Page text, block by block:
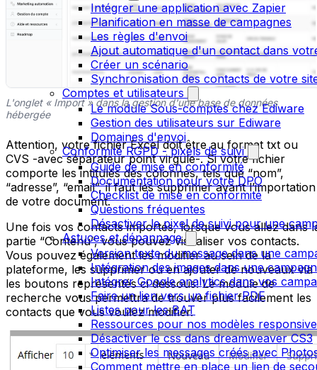
Intégrer une application avec Zapier
Planification en masse de campagnes
Les règles d'envoi
Ajout automatique d'un contact dans
Créer un scénario
Synchronisation des contacts de votre
Comptes et utilisateurs
Le module Sous-comptes chez Ediware
Gestion des utilisateurs sur Ediware
Domaines d'envoi
Conformité RGPD - pixels de suivi
Guide de mise en conformité
Documentation pour votre DPO
Checklist de mise en conformité
Questions fréquentes
Désactiver le pixel de suivi pour une
Astuces et dépannage
Version texte du message dans une
Intégration des images dans une
Intégrer Google analytics dans vos
Faire un lien vers un fichier PDF
Listes pour les BAT
Ressources pour nos modèles
Désactiver le css dans dreamweaver CS3
Optimiser les messages créés avec
Comment mettre en place un lien de
L'onglet « Import » dans la gestion d'une base de données
hébergée
Attention, votre fichier Excel doit être au format txt ou
CVS -avec séparateur point virgule-. Si votre fichier
comporte les intitulés des colonnes, tels que “nom”,
“adresse”, “email”, il faut les supprimer avant l’importation
de votre document.
Une fois vos contacts importés, lorsque vous allez dans
partie “Contenu”, vous pouvez visualiser vos contacts.
Vous pouvez également les modifier au sein de la
plateforme, les supprimer ou en ajouter de nouveaux via
les boutons représentés ci dessous. Le module de
recherche vous permettra de trouver plus facilement les
contacts que vous voulez modifier.